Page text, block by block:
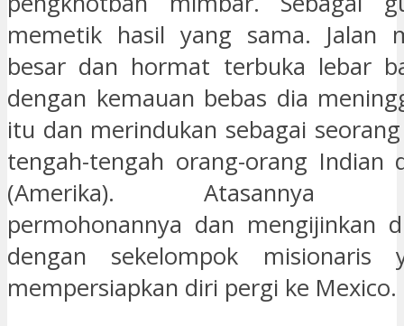
memetik hasil yang sama. Jalan
besar dan hormat terbuka lebar
dengan kemauan bebas dia
itu dan merindukan sebagai
tengah-tengah orang-orang Indian
(Amerika). Atasannya
permohonannya dan mengijinkan
dengan sekelompok misionaris
mempersiapkan diri pergi ke Mexico.